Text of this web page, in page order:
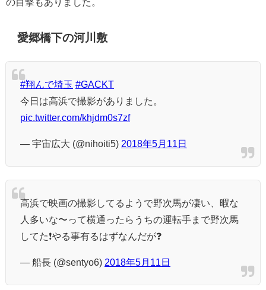
愛郷橋下の河川敷
#翔んで埼玉 #GACKT
今日は高浜で撮影がありました。
pic.twitter.com/khjdm0s7zf
— 宇宙広大 (@nihoiti5) 2018年5月11日
高浜で映画の撮影してるようで野次馬が凄い、暇な
人多いな〜って横通ったらうちの運転手まで野次馬
してた❗️やる事有るはずなんだが❓
— 船長 (@sentyo6) 2018年5月11日